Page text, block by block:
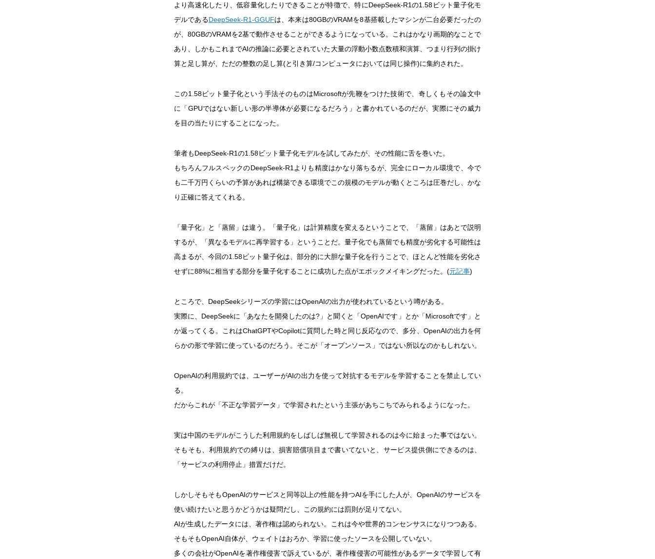
より高速化したり、低容量化したりできることが特徴で、特にDeepSeek-R1の1.58ビット量子化モ
デルであるDeepSeek-R1-GGUFは、本来は80GBのVRAMを8基搭載したマシンが二台必要だったの
が、80GBのVRAMを2基で動作させることができるようになっている。これはかなり画期的なことで
あり、しかもこれまでAIの推論に必要とされていた大量の浮動小数点数積和演算、つまり行列の掛け
算と足し算が、ただの整数の足し算(と引き算/コンピュータにおいては同じ操作)に集約された。
この1.58ビット量子化という手法そのものはMicrosoftが先鞭をつけた技術で、奇しくもその論文中
に「GPUではない新しい形の半導体が必要になるだろう」と書かれているのだが、実際にその威力
を目の当たりにすることになった。
筆者もDeepSeek-R1の1.58ビット量子化モデルを試してみたが、その性能に舌を巻いた。
もちろんフルスペックのDeepSeek-R1よりも精度はかなり落ちるが、完全にローカル環境で、今で
も二千万円くらいの予算があれば構築できる環境でこの規模のモデルが動くところは圧巻だし、かな
り正確に答えてくれる。
「量子化」と「蒸留」は違う。「量子化」は計算精度を変えるということで、「蒸留」はあとで説明
するが、「異なるモデルに再学習する」ということだ。量子化でも蒸留でも精度が劣化する可能性は
高まるが、今回の1.58ビット量子化は、部分的に大胆な量子化を行うことで、ほとんど性能を劣化さ
せずに88%に相当する部分を量子化することに成功した点がエポックメイキングだった。(元記事)
ところで、DeepSeekシリーズの学習にはOpenAIの出力が使われているという噂がある。
実際に、DeepSeekに「あなたを開発したのは?」と聞くと「OpenAIです」とか「Microsoftです」と
か返ってくる。これはChatGPTやCopilotに質問した時と同じ反応なので、多分、OpenAIの出力を何
らかの形で学習に使っているのだろう。そこが「オープンソース」ではない所以なのかもしれない。
OpenAIの利用規約では、ユーザーがAIの出力を使って対抗するモデルを学習することを禁止してい
る。
だからこれが「不正な学習データ」で学習されたという主張があちこちでみられるようになった。
実は中国のモデルがこうした利用規約をしばしば無視して学習されるのは今に始まった事ではない。
そもそも、利用規約での縛りは、損害賠償項目まで書いてないと、サービス提供側にできるのは、
「サービスの利用停止」措置だけだ。
しかしそもそもOpenAIのサービスと同等以上の性能を持つAIを手にした人が、OpenAIのサービスを
使い続けたいと思うかどうかは疑問だし、この規約には罰則が足りてない。
AIが生成したデータには、著作権は認められない。これは今や世界的コンセンサスになりつつある。
そもそもOpenAI自体が、ウェイトはおろか、学習に使ったソースを公開していない。
多くの会社がOpenAIを著作権侵害で訴えているが、著作権侵害の可能性があるデータで学習して有